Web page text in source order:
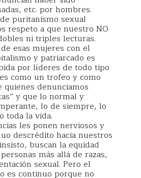
etc. por hombres.
puritanismo sexual
respeto a que nuestro NO
ni triples lecturas.
esas mujeres con el
y patriarcado es
por líderes de todo tipo
como un trofeo y como
denunciamos
y que lo normal y
lo de siempre, lo
toda la vida.
les ponen nerviosos y
descrédito hacia nuestros
buscan la equidad
más allá de razas,
sexual. Pero el
es continuo porque no